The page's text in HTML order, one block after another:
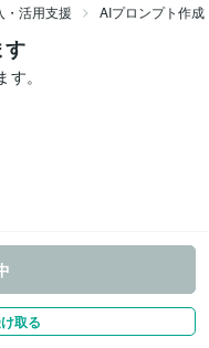
・活用支援 AIプロンプト作成
す
。
取る